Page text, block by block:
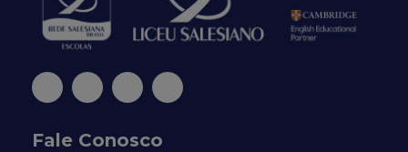
Fale Conosco